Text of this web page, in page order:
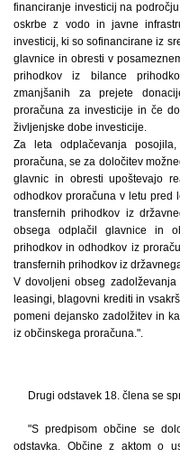
financiranje investicij na
oskrbe z vodo in javne
investicij, ki so sofinancirane iz
glavnice in obresti v
prihodkov iz bilance
zmanjšanih za prejete
proračuna za investicije in če
življenjske dobe investicije.
Za leta odplačevanja
proračuna, se za določitev
glavnic in obresti upoštevajo
odhodkov proračuna v letu pred
transfernih prihodkov iz
obsega odplačil glavnice in
prihodkov in odhodkov iz
transfernih prihodkov iz
V dovoljeni obseg
leasingi, blagovni krediti in
pomeni dejansko zadolžitev in
iz občinskega proračuna.".
Drugi odstavek 18. člena se
"S predpisom občine se
odstavka. Občine z aktom o